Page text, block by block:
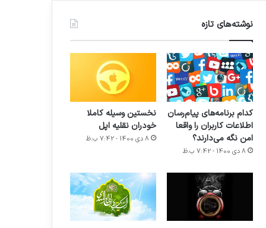
نوشته‌های تازه
کدام برنامه‌های پیام‌رسان
اطلاعات کاربران را واقعا
امن نگه می‌دارند؟
8 دی 1400 - 7:42 ب.ظ
نخستین وسیله کاملا
خودران نقلیه اپل
8 دی 1400 - 7:42 ب.ظ